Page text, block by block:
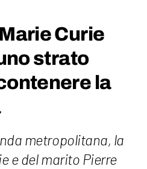
Curie
strato
la
metropolitana, la
e del marito Pierre